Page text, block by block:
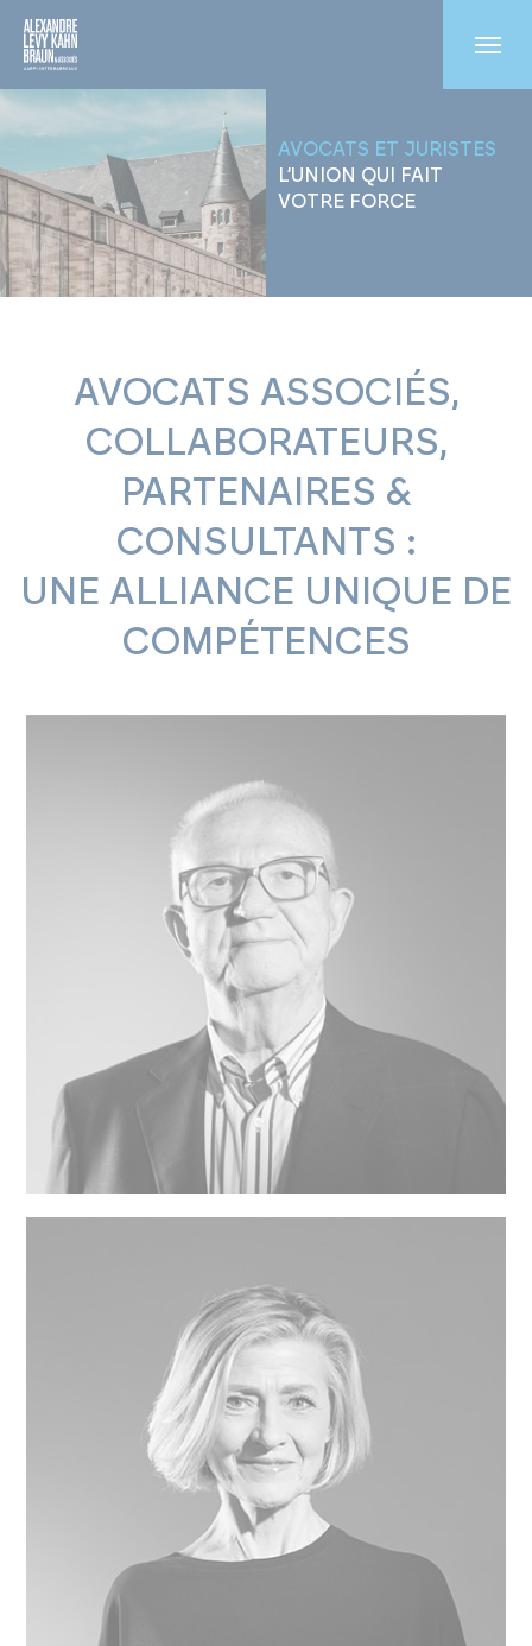
AVOCATS ET JURISTES
L’UNION QUI FAIT
VOTRE FORCE
AVOCATS ASSOCIÉS,
COLLABORATEURS,
PARTENAIRES &
CONSULTANTS :
UNE ALLIANCE UNIQUE DE
COMPÉTENCES